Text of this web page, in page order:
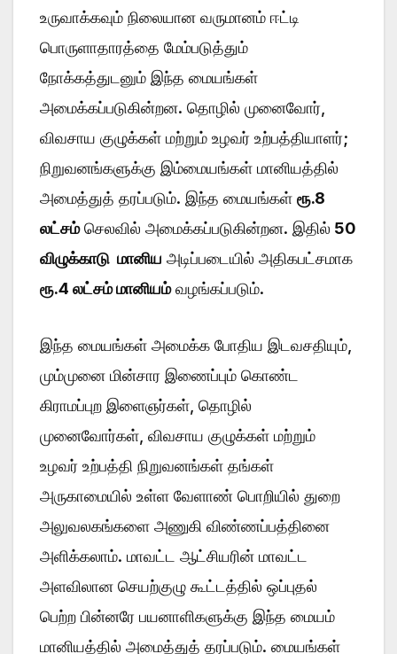
உருவாக்கவும் நிலையான வருமானம் ஈட்டி
பொருளாதாரத்தை மேம்படுத்தும்
நோக்கத்துடனும் இந்த மையங்கள்
அமைக்கப்படுகின்றன. தொழில் முனைவோர்,
விவசாய குழுக்கள் மற்றும் உழவர் உற்பத்தியாளர்;
நிறுவனங்களுக்கு இம்மையங்கள் மானியத்தில்
அமைத்துத் தரப்படும். இந்த மையங்கள் ரூ.8
லட்சம்செலவில் அமைக்கப்படுகின்றன. இதில் 50
விழுக்காடு மானிய அடிப்படையில் அதிகபட்சமாக
ரூ.4 லட்சம் மானியம்வழங்கப்படும்.
இந்த மையங்கள் அமைக்க போதிய இடவசதியும்,
மும்முனை மின்சார இணைப்பும் கொண்ட
கிராமப்புற இளைஞர்கள், தொழில்
முனைவோர்கள், விவசாய குழுக்கள் மற்றும்
உழவர் உற்பத்தி நிறுவனங்கள் தங்கள்
அருகாமையில் உள்ள வேளாண் பொறியில் துறை
அலுவலகங்களை அணுகி விண்ணப்பத்தினை
அளிக்கலாம். மாவட்ட ஆட்சியரின் மாவட்ட
அளவிலான செயற்குழு கூட்டத்தில் ஒப்புதல்
பெற்ற பின்னரே பயனாளிகளுக்கு இந்த மையம்
மானியத்தில் அமைத்துத் தரப்படும். மையங்கள்